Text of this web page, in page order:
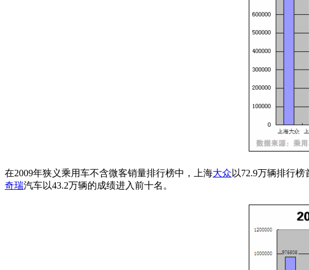
在2009年狭义乘用车不含微客销量排行榜中，上海大众 以72.9万辆排行
奇瑞汽车以43.2万辆的成绩进入前十名。